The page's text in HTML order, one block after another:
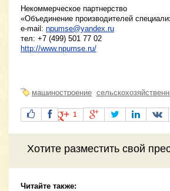
Некоммерческое партнерство
«Объединение производителей
e-mail: npumse@yandex.ru
тел: +7 (499) 501 77 02
http://www.npumse.ru/
машиностроение
1
Хотите разместить свой
Читайте также: